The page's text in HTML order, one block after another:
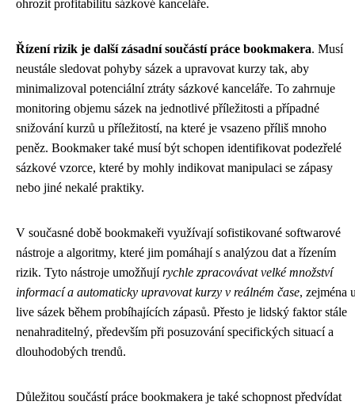
ohrozit profitabilitu sázkové kanceláře.
Řízení rizik je další zásadní součástí práce bookmakera. Musí
neustále sledovat pohyby sázek a upravovat kurzy tak, aby
minimalizoval potenciální ztráty sázkové kanceláře. To zahrnuje
monitoring objemu sázek na jednotlivé příležitosti a případné
snižování kurzů u příležitostí, na které je vsazeno příliš mnoho
peněz. Bookmaker také musí být schopen identifikovat podezřelé
sázkové vzorce, které by mohly indikovat manipulaci se zápasy
nebo jiné nekalé praktiky.
V současné době bookmakeři využívají sofistikované softwarové
nástroje a algoritmy, které jim pomáhají s analýzou dat a řízením
rizik. Tyto nástroje umožňujírychle zpracovávat velké množství
informací a automaticky upravovat kurzy v reálném čase, zejména
live sázek během probíhajících zápasů. Přesto je lidský faktor stále
nenahraditelný, především při posuzování specifických situací a
dlouhodobých trendů.
Důležitou součástí práce bookmakera je také schopnost předvídat